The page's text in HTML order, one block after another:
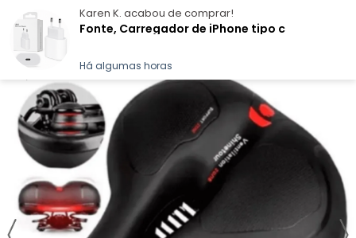
Karen K. acabou de comprar!
Fonte, Carregador de iPhone tipo c
Há algumas horas